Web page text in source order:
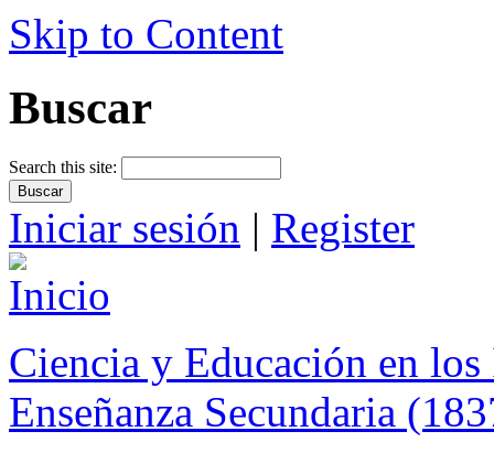
Skip to Content
Buscar
Search this site:
Iniciar sesión | Register
Ciencia y Educación en
Enseñanza Secundaria